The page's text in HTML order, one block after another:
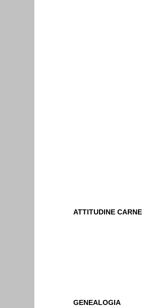
ATTITUDINE CARNE
GENEALOGIA